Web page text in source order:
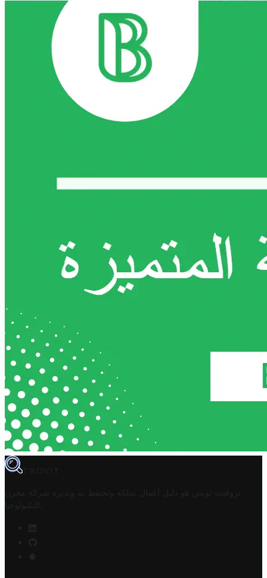
TROVIT
تروفيت تونس هو دليل أعمال تملكه وتحتفظ به وتديره
شركة مخزن
التكنولوجيا